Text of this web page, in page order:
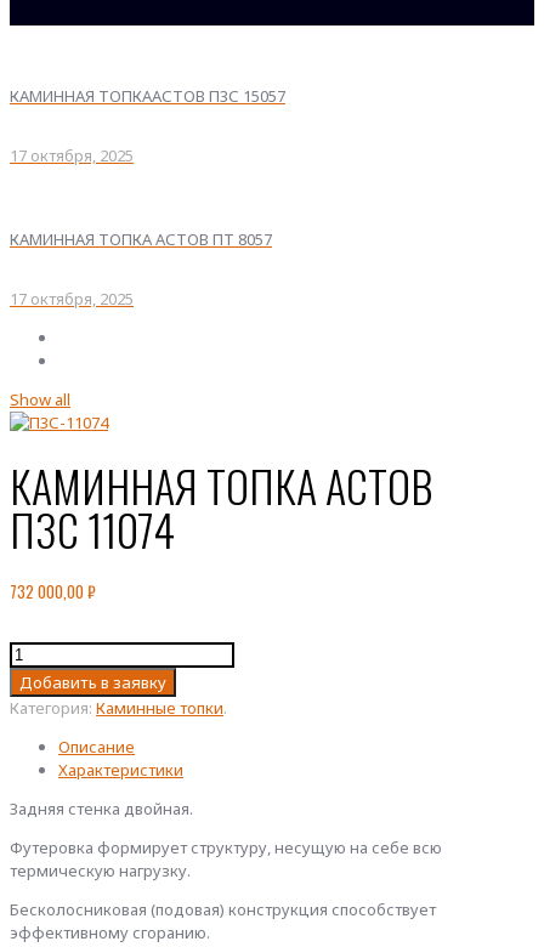
КАМИННАЯ ТОПКААСТОВ П3С 15057
17 октября, 2025
КАМИННАЯ ТОПКА АСТОВ ПТ 8057
17 октября, 2025
Show all
КАМИННАЯ ТОПКА АСТОВ
П3С 11074
732 000,00 ₽
Количество
товара
КАМИННАЯ
ТОПКА
АСТОВ
Добавить в заявку
Категория: Каминные топки.
Описание
Характеристики
Задняя стенка двойная.
Футеровка формирует структуру, несущую на себе всю
термическую нагрузку.
Бесколосниковая (подовая) конструкция способствует
эффективному сгоранию.